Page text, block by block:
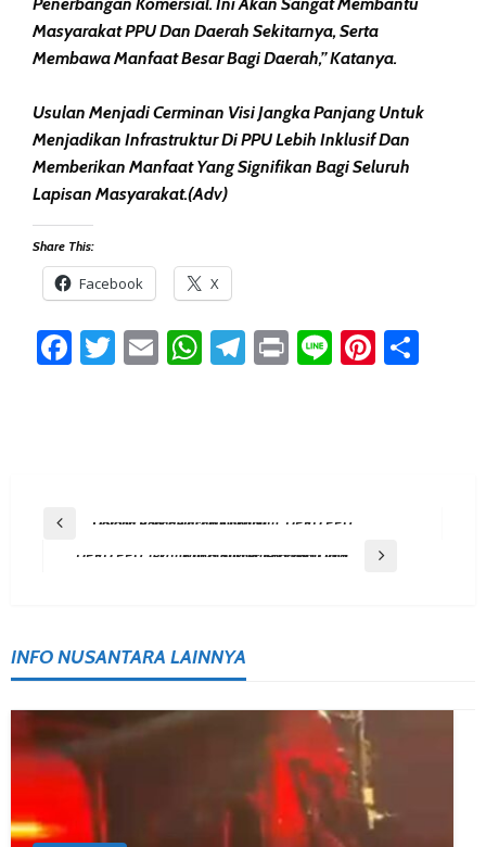
Masyarakat PPU Dan Daerah Sekitarnya, Serta
Membawa Manfaat Besar Bagi Daerah,” Katanya.
Usulan Menjadi Cerminan Visi Jangka Panjang Untuk
Menjadikan Infrastruktur Di PPU Lebih Inklusif Dan
Memberikan Manfaat Yang Signifikan Bagi Seluruh
Lapisan Masyarakat.(adv)
Share This:
Facebook X
Facebook
Twitter
EmailWhatsApp
Telegram
PrintLine
Post
Navigation
Previous Post
Disiplin ASN Perlu Ditingkatkan, DPRD PPU Dorong Pengawasan Kontinu
Next Post
DPRD PPU Tekankan Manajemen Efektif Jadi Kunci Sukses Koperasi Desa
INFO NUSANTARA LAINNYA